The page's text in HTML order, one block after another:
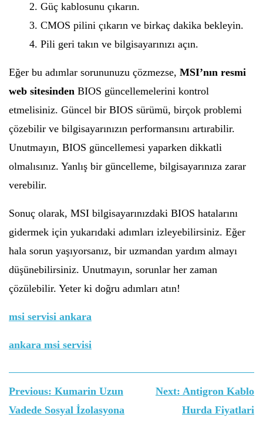
Güç kablosunu çıkarın.
CMOS pilini çıkarın ve birkaç dakika bekleyin.
Pili geri takın ve bilgisayarınızı açın.
Eğer bu adımlar sorununuzu çözmezse, MSI’nın resmi
web sitesinden BIOS güncellemelerini kontrol
etmelisiniz. Güncel bir BIOS sürümü, birçok problemi
çözebilir ve bilgisayarınızın performansını artırabilir.
Unutmayın, BIOS güncellemesi yaparken dikkatli
olmalısınız. Yanlış bir güncelleme, bilgisayarınıza zarar
verebilir.
Sonuç olarak, MSI bilgisayarınızdaki BIOS hatalarını
gidermek için yukarıdaki adımları izleyebilirsiniz. Eğer
hala sorun yaşıyorsanız, bir uzmandan yardım almayı
düşünebilirsiniz. Unutmayın, sorunlar her zaman
çözülebilir. Yeter ki doğru adımları atın!
msi servisi ankara
ankara msi servisi
Yazı
gezinmesi
Previous: Kumarin Uzun
Vadede Sosyal İzolasyona
Next: Antigron Kablo
Hurda Fiyatlari